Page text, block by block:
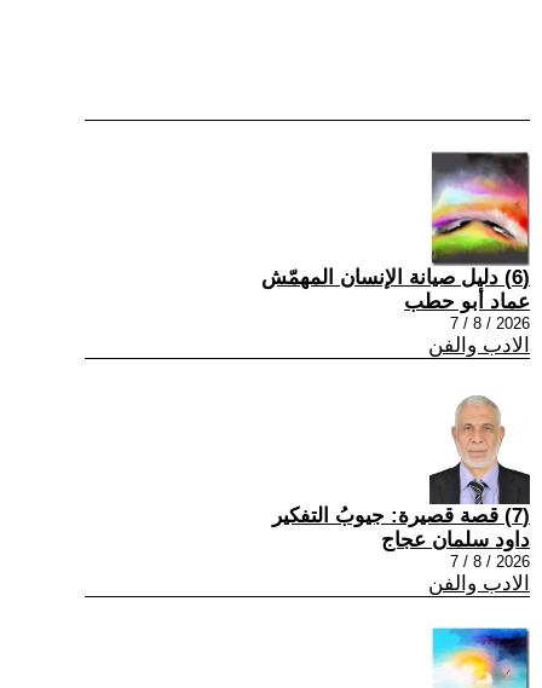
(6) دليل صيانة الإنسان المهمّش
عماد أبو حطب
2026 / 8 / 7
الادب والفن
(7) قصة قصيرة: جيوبُ التفكير
داود سلمان عجاج
2026 / 8 / 7
الادب والفن